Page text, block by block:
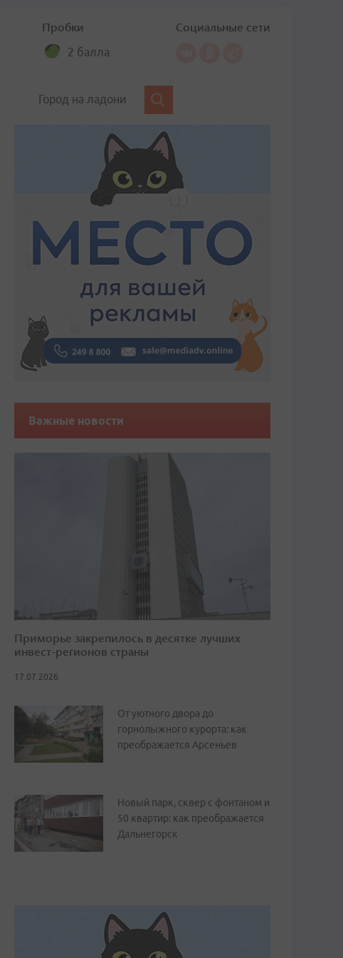
Пробки
2 балла
Социальные сети
Город на ладони
Важные новости
Приморье закрепилось в десятке лучших
инвест-регионов страны
17.07.2026
От уютного двора до
горнолыжного курорта: как
преображается Арсеньев
Новый парк, сквер с фонтаном и
50 квартир: как преображается
Дальнегорск